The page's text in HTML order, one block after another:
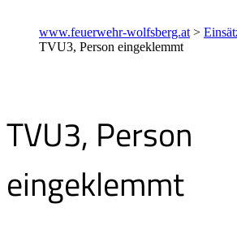
www.feuerwehr-wolfsberg.at >
TVU3, Person eingeklemmt
TVU3, Person
eingeklemmt